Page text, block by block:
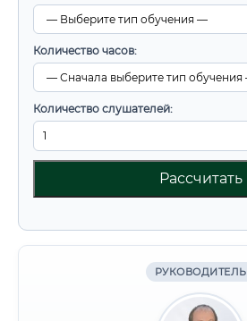
Количество часов:
Количество слушателей:
Рассчитать
РУКОВОДИТЕЛЬ